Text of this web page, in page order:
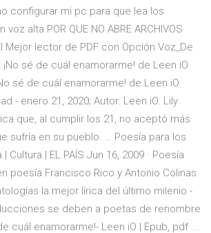
configurar mi pc para que lea los
alta POR QUE NO ABRE ARCHIVOS
Mejor lector de PDF con Opción Voz_De
¡No sé de cuál enamorarme! de Leen iO
sé de cuál enamorarme! de Leen iO
- enero 21, 2020; Autor: Leen iO. Lily
que, al cumplir los 21, no aceptó más
sufría en su pueblo. … Poesía para los
Cultura | EL PAÍS Jun 16, 2009 · Poesía
poesía Francisco Rico y Antonio Colinas
la mejor lírica del último milenio -
se deben a poetas de renombre
cuál enamorarme!- Leen iO | Epub, pdf ...